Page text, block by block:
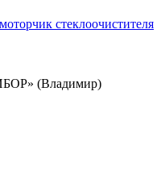
(Владимир)